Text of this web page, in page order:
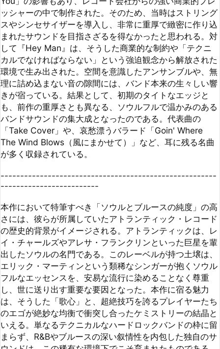
カルでなければならない」という強迫観念から解放された
環境で生み出された。空間を意識したアンサンブルや、無
理に詰め込まない音の隙間には、バンド本来の生々しい響
きが宿っている。結果として、初期のタイトなエッジと
も、前作の重厚さとも異なる、ソウルフルで温かみのある
バンドサウンドの集大成となったのである。代表曲の
「Take Cover」や、哀愁漂うバラード「Goin' Where
The Wind Blows（風にまかせて）」など、耳に残る名曲
が多く収録されている。
-------------------------------------------------------
-------------------------
本作において特筆すべき「ソウルとブルースの純度」の高
さには、彼らが所属していたアトランティック・レコード
イ・チャールズやアレサ・フランクリンといった巨星を輩
出したソウルの名門である。このレーベルが持つ土壌は、
フルなエッセンスを、安易な流行に染めることなく尊重
し、世に送り出す重要な要因となった。本作に宿る魅力
は、そうした「歌心」と、超絶技巧を誇るプレイヤーたち
のエゴが絶妙な均衡で衝突し合ったケミストリーの結晶と
いえる。単なるテクニカルなハードロックバンドの枠に留
まらず、R&Bやブルースの深い叙情性を内包した独自のサ
ウンドは、この稀有な環境下でこそ育まれたものである。
技巧と魂が火花を散らし、純度の高い音楽として結実した
本作は、まさに唯一無二の輝きを放っている。
-------------------------------------------------------
-------------------------
1996年の「Hey Man Tour」は、日本武道館や川口リリア